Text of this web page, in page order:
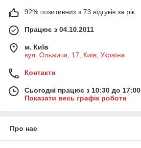
92% позитивних з 73 відгуків за рік
Працює з 04.10.2011
м. Київ
вул. Ольжича, 17, Київ, Україна
Контакти
Сьогодні працює з 10:30 до 17:00
Показати весь графік роботи
Про нас